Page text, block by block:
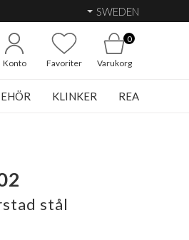
SWEDEN
Konto Favoriter
0
Varukorg
KLINKER REA
stål